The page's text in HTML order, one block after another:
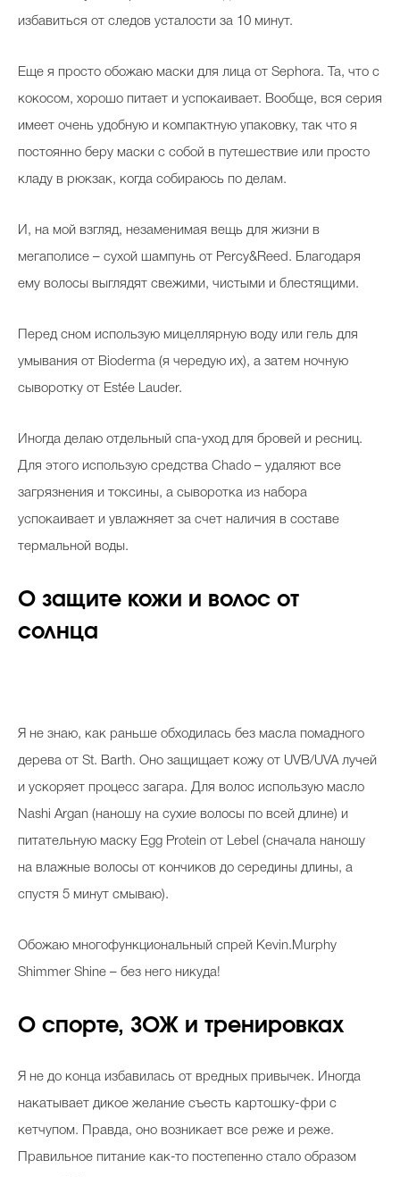
избавиться от следов усталости за 10 минут.
Еще я просто обожаю маски для лица от Sephora. Та, что с
кокосом, хорошо питает и успокаивает. Вообще, вся серия
имеет очень удобную и компактную упаковку, так что я
постоянно беру маски с собой в путешествие или просто
кладу в рюкзак, когда собираюсь по делам.
И, на мой взгляд, незаменимая вещь для жизни в
мегаполисе – сухой шампунь от Percy&Reed. Благодаря
ему волосы выглядят свежими, чистыми и блестящими.
Перед сном использую мицеллярную воду или гель для
умывания от Bioderma (я чередую их), а затем ночную
сыворотку от Estée Lauder.
Иногда делаю отдельный спа-уход для бровей и ресниц.
Для этого использую средства Chado – удаляют все
загрязнения и токсины, а сыворотка из набора
успокаивает и увлажняет за счет наличия в составе
термальной воды.
О защите кожи и волос от
солнца
Я не знаю, как раньше обходилась без масла помадного
дерева от St. Barth. Оно защищает кожу от UVB/UVA лучей
и ускоряет процесс загара. Для волос использую масло
Nashi Argan (наношу на сухие волосы по всей длине) и
питательную маску Egg Protein от Lebel (сначала наношу
на влажные волосы от кончиков до середины длины, а
спустя 5 минут смываю).
Обожаю многофункциональный спрей Kevin.Murphy
Shimmer Shine – без него никуда!
О спорте, ЗОЖ и тренировках
Я не до конца избавилась от вредных привычек. Иногда
накатывает дикое желание съесть картошку-фри с
кетчупом. Правда, оно возникает все реже и реже.
Правильное питание как-то постепенно стало образом